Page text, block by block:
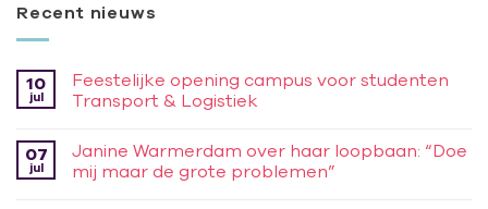
Recent nieuws
10
jul
Feestelijke opening campus voor studenten
Transport & Logistiek
07
jul
Janine Warmerdam over haar loopbaan: “Doe
mij maar de grote problemen”